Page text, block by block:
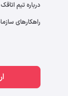
درباره تیم اتاقک
راهکارهای